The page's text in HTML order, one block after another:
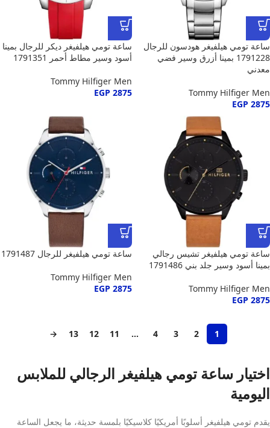
ساعة تومي هيلفيغر هودسون للرجال
1791228 بمينا أزرق وسير فضي
معدني
Tommy Hilfiger Men
EGP 2875
ساعة تومي هيلفيغر ديكر للرجال بمينا
أسود وسير مطاط أحمر 1791351
Tommy Hilfiger Men
EGP 2875
ساعة تومي هيلفيغر تشيس رجالي
بمينا أسود وسير جلد بني 1791486
Tommy Hilfiger Men
EGP 2875
ساعة تومي هيلفيغر للرجال 1791487
Tommy Hilfiger Men
EGP 2875
1
2
3
4
…
11
12
13
→
اختيار ساعة تومي هيلفيغر الرجالي للملابس
اليومية
يقدم تومي هيلفيغر أسلوبًا أمريكيًا كلاسيكيًا بلمسة حديثة، ما يجعل الساعة